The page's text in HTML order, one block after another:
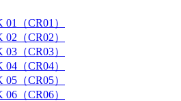
（CR01）
（CR02）
（CR03）
（CR04）
（CR05）
（CR06）